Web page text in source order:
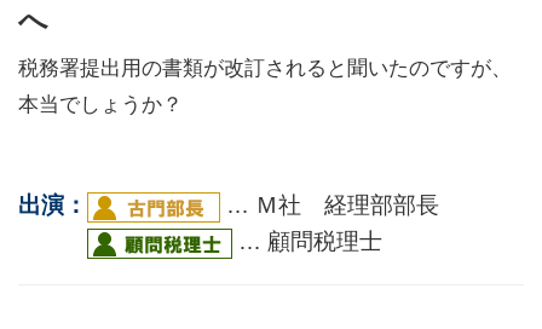
へ
税務署提出用の書類が改訂されると聞いたのですが、
本当でしょうか？
出演：
… Ｍ社 経理部部長
… 顧問税理士